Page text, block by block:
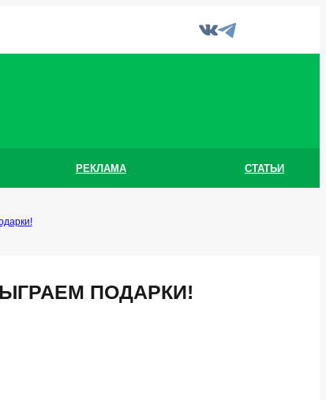
РЕКЛАМА СТАТЬИ
ПОДАРКИ!